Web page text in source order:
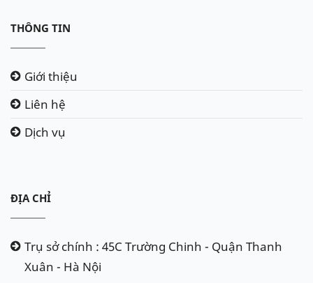
THÔNG TIN
Giới thiệu
Liên hệ
Dịch vụ
ĐỊA CHỈ
Trụ sở chính : 45C Trường Chinh - Quận Thanh
Xuân - Hà Nội